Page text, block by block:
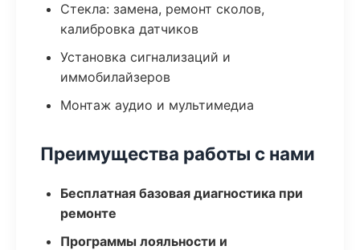
Стекла: замена, ремонт сколов,
калибровка датчиков
Установка сигнализаций и
иммобилайзеров
Монтаж аудио и мультимедиа
Преимущества работы с нами
Бесплатная базовая диагностика при
ремонте
Программы лояльности и